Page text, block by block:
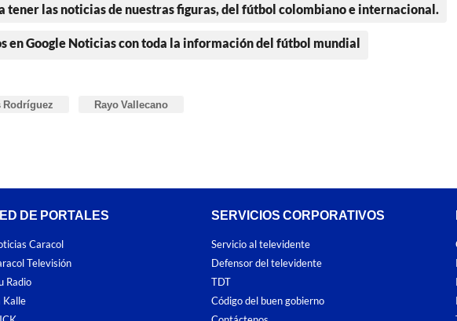
tener las noticias de nuestras figuras, del fútbol colombiano e internacional.
en Google Noticias con toda la información del fútbol mundial
Rodríguez Rayo Vallecano
DE PORTALES
Caracol
Televisión
Radio
Kalle
SERVICIOS CORPORATIVOS
Servicio al televidente
Defensor del televidente
TDT
Código del buen gobierno